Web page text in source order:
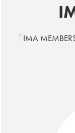
「IMA